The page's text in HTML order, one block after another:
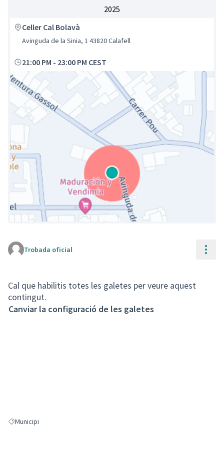
2025
Celler Cal Bolavà
Avinguda de la Sinia, 1 43820 Calafell
21:00 PM - 23:00 PM CEST
(Enllaç extern)
Trobada oficial
Cal que habilitis totes les galetes per veure aquest
contingut.
Canviar la configuració de les galetes
Resultats en filtrar per: Municipi
Municipi